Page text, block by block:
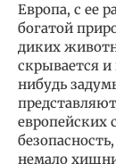
Европа, с ее
богатой
диких
скрывается и
нибудь
европейских
немало